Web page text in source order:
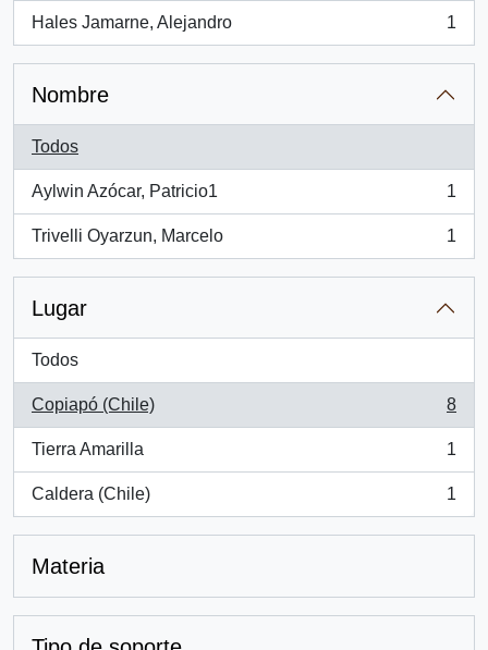
Hales Jamarne, Alejandro
, 1 resultados
1
Nombre
Todos
Aylwin Azócar, Patricio1
, 1 resultados
1
Trivelli Oyarzun, Marcelo
, 1 resultados
1
Lugar
Todos
Copiapó (Chile)
, 8 resultados
8
Tierra Amarilla
, 1 resultados
1
Caldera (Chile)
, 1 resultados
1
Materia